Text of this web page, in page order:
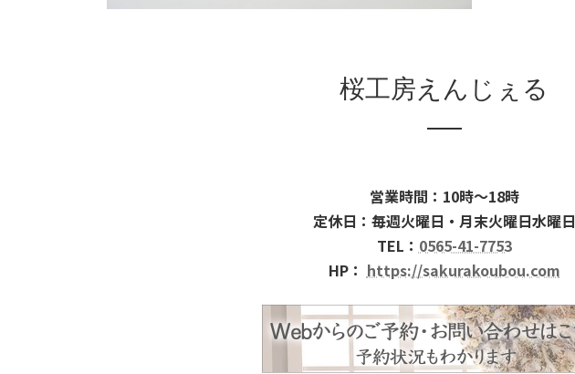
桜工房えんじぇる
営業時間：10時～18時
定休日：毎週火曜日・月末火曜日水曜日
TEL： 0565-41-7753
HP： https://sakurakoubou.com